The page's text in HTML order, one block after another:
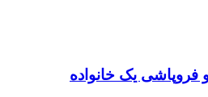
فروپاشی یک خانواده